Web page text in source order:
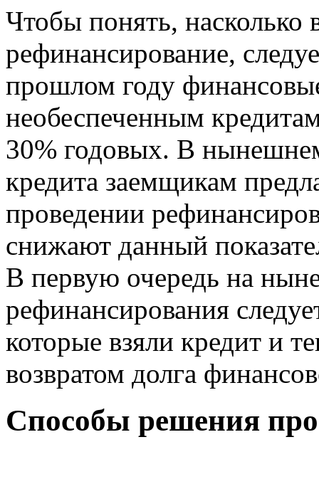
Чтобы понять, насколько
рефинансирование,
прошлом году
необеспеченным
30% годовых. В
кредита заемщикам
проведении
снижают данный
В первую очередь на
рефинансирования
которые взяли кредит и
возвратом долга
Способы решения